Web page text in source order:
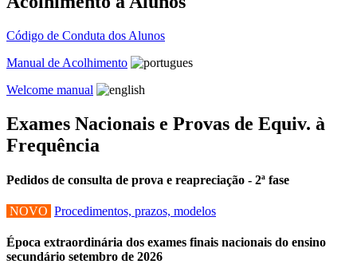
Código de Conduta dos Alunos
Manual de Acolhimento
Welcome manual
Exames Nacionais e Provas de Equiv. à
Frequência
Pedidos de consulta de prova e reapreciação - 2ª fase
NOVO Procedimentos, prazos, modelos
Época extraordinária dos exames finais nacionais do ensino
secundário setembro de 2026